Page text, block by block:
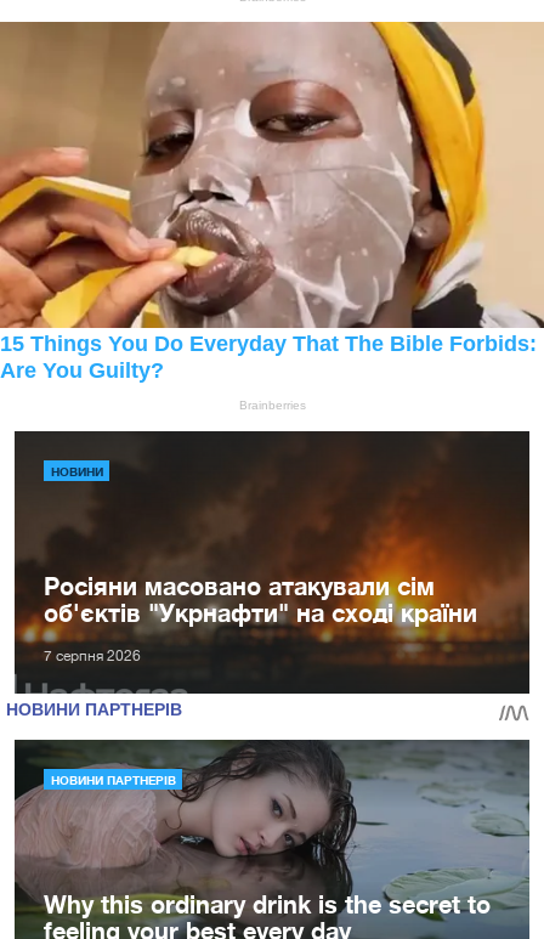
НОВИНИ
Росіяни масовано атакували сім
об'єктів "Укрнафти" на сході країни
7 серпня 2026